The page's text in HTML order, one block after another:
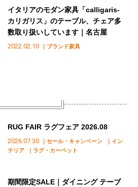
2022.02.10 ｜ブランド家具
イタリアのモダン家具「calligaris-
カリガリス」のテーブル、チェア多
数取り扱いしています｜名古屋
2026.07.30 ｜セール・キャンペーン
｜イン
テリア
｜ラグ・カーペット
RUG FAIR ラグフェア 2026.08
期間限定SALE｜ダイニング テーブ